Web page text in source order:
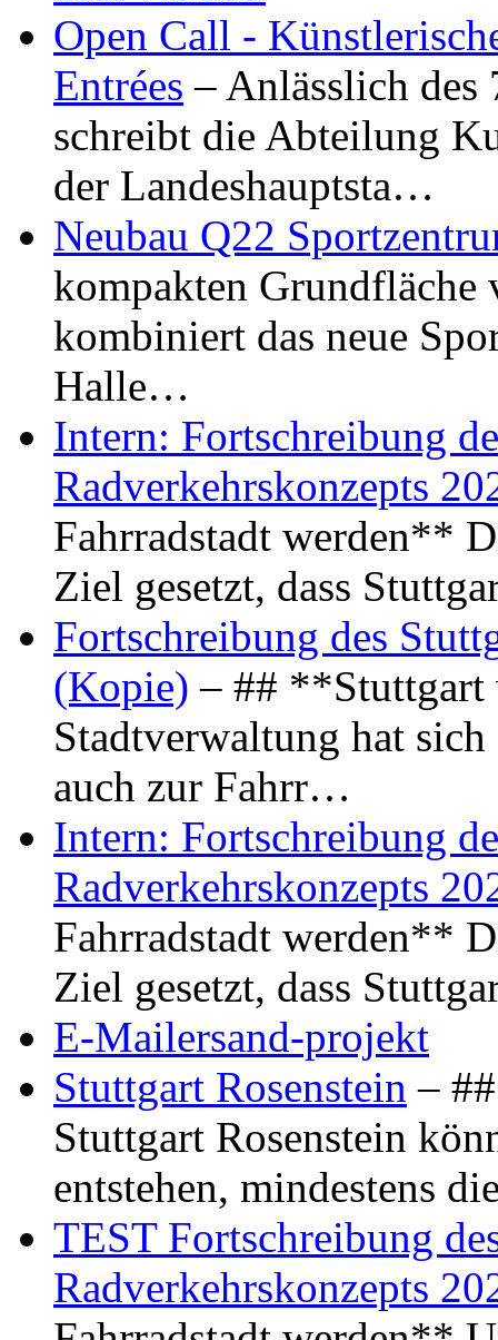
Open Call -
Entrées – Anlässlich
schreibt die Abteilung
der Landeshauptsta…
Neubau Q22
kompakten Grundfläche
kombiniert das neue
Halle…
Intern: Fortschreibung
Radverkehrskonzepts
Fahrradstadt werden**
Ziel gesetzt, dass
Fortschreibung des
(Kopie) – ## **Stuttgart
Stadtverwaltung hat
auch zur Fahrr…
Intern: Fortschreibung
Radverkehrskonzepts
Fahrradstadt werden**
Ziel gesetzt, dass
E-Mailersand-projekt
Stuttgart Rosenstein –
Stuttgart Rosenstein
entstehen, mindestens
TEST Fortschreibung
Radverkehrskonzepts